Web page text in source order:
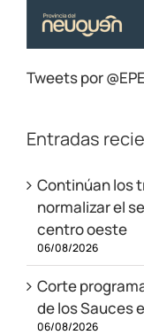
Tweets por
Entradas
Continúan los
normalizar el
centro oeste
06/08/2026
Corte
de los Sauces
06/08/2026